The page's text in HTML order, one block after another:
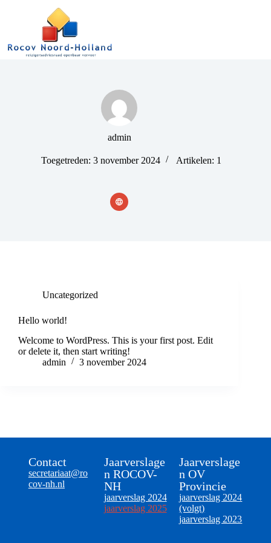
admin
Toegetreden: 3 november 2024 Artikelen: 1
Uncategorized
Hello world!
Welcome to WordPress. This is your first post. Edit
or delete it, then start writing!
admin
3 november 2024
Contact
secretariaat@ro
cov-nh.nl
Jaarverslage
n ROCOV-
NH
jaarverslag 2024
jaarverslag 2025
Jaarverslage
n OV
Provincie
jaarverslag 2024
(volgt)
jaarverslag 2023